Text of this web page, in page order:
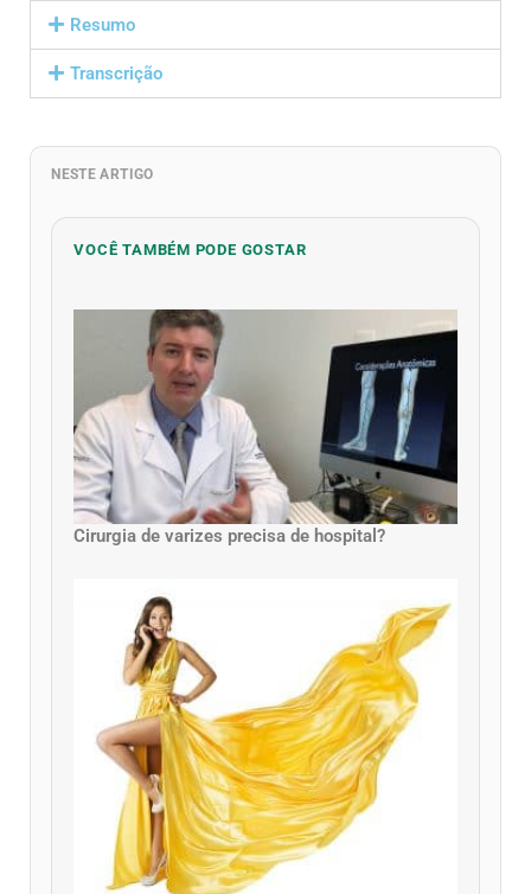
Resumo
Transcrição
NESTE ARTIGO
VOCÊ TAMBÉM PODE GOSTAR
Cirurgia de varizes precisa de hospital?